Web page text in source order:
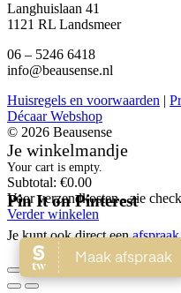
Langhuislaan 41
1121 RL Landsmeer
06 – 5246 6418
info@beausense.nl
Huisregels en voorwaarden |
Décaar Webshop
© 2026 Beausense
Je winkelmandje
Your cart is empty.
Subtotal: €0.00
Voor verzendkosten - zie
Verder winkelen
Pin It on Pinterest
Je kunt ook direct eenafspraak